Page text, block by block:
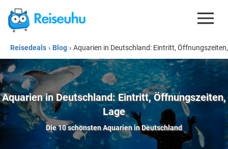
REISEDEALS
GUTSCHEINE
KREDITKARTEN
ESIM
REISEBLOG
Reisedeals › Blog › Aquarien in Deutschland: Eintritt,
Aquarien in Deutschland: Eintritt, Öffnungszeiten,
Lage
Die 10 schönsten Aquarien in Deutschland